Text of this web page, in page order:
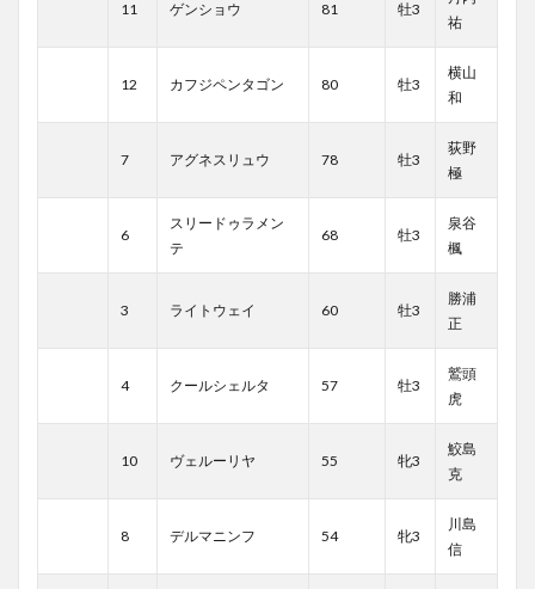
11 ゲンショウ 81 牡3
祐
12 カフジペンタゴン 80 牡3
横山
和
7 アグネスリュウ 78 牡3
荻野
極
6
スリードゥラメン
テ
68 牡3
泉谷
楓
3 ライトウェイ 60 牡3
勝浦
正
4 クールシェルタ 57 牡3
鷲頭
虎
10 ヴェルーリヤ 55 牝3
鮫島
克
8 デルマニンフ 54 牝3
川島
信